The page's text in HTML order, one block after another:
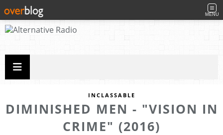
MENU
INCLASSABLE
DIMINISHED MEN - "VISION IN
CRIME" (2016)